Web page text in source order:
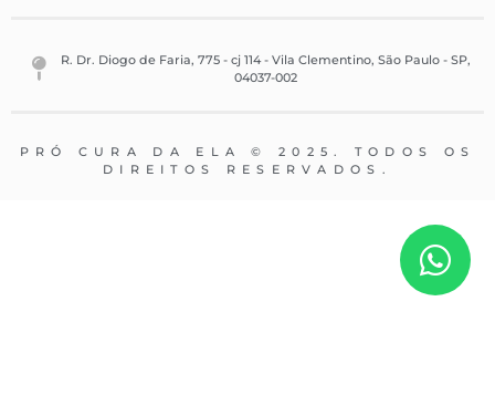
R. Dr. Diogo de Faria, 775 - cj 114 - Vila Clementino, São Paulo - SP,
04037-002
PRÓ CURA DA ELA © 2025. TODOS OS
DIREITOS RESERVADOS.